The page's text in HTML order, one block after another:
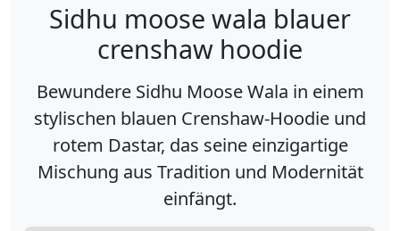
Sidhu moose wala blauer
crenshaw hoodie
Bewundere Sidhu Moose Wala in einem
stylischen blauen Crenshaw-Hoodie und
rotem Dastar, das seine einzigartige
Mischung aus Tradition und Modernität
einfängt.